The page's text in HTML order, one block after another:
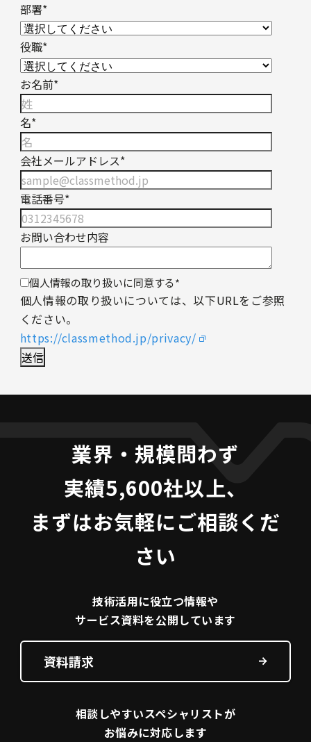
部署*
役職*
お名前*
名*
会社メールアドレス*
電話番号*
お問い合わせ内容
個人情報の取り扱いに同意する*
個人情報の取り扱いについては、以下URLをご参照
ください。
https://classmethod.jp/privacy/
業界・規模問わず
実績5,600社以上、
まずはお気軽にご相談くだ
さい
技術活用に役立つ情報や
サービス資料を公開しています
資料請求
相談しやすいスペシャリストが
お悩みに対応します